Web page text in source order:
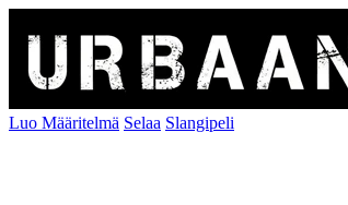
Luo Määritelmä Selaa Slangipeli